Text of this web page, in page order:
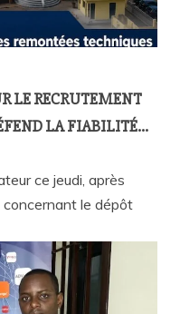
LE RECRUTEMENT
LA FIABILITÉ
ce jeudi, après
le dépôt